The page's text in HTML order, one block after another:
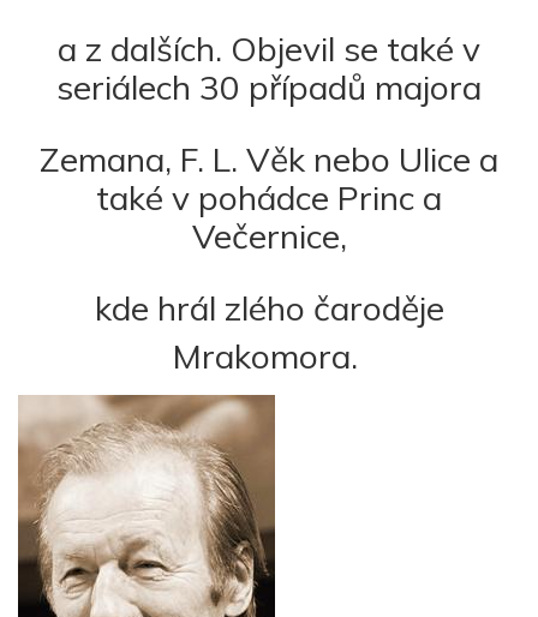
a z dalších. Objevil se také v
seriálech 30 případů majora
Zemana, F. L. Věk nebo Ulice a
také v pohádce Princ a
Večernice,
kde hrál zlého čaroděje
Mrakomora.